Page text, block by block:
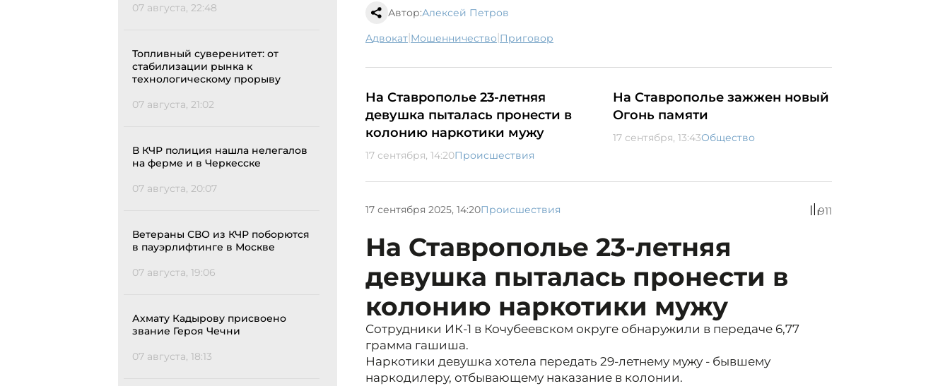
07 августа, 22:48
Топливный суверенитет: от
стабилизации рынка к
технологическому прорыву
07 августа, 21:02
В КЧР полиция нашла нелегалов
на ферме и в Черкесске
07 августа, 20:07
Ветераны СВО из КЧР поборются
в пауэрлифтинге в Москве
07 августа, 19:06
Ахмату Кадырову присвоено
звание Героя Чечни
07 августа, 18:13
Автор:Алексей Петров
адвокат| мошенничество| приговор
На Ставрополье 23-летняя
девушка пыталась пронести в
колонию наркотики мужу
17 сентября, 14:20Происшествия
На Ставрополье зажжен новый
Огонь памяти
17 сентября, 13:43Общество
17 сентября 2025, 14:20Происшествия 911
На Ставрополье 23-летняя
девушка пыталась пронести в
колонию наркотики мужу
Сотрудники ИК-1 в Кочубеевском округе обнаружили в передаче 6,77
грамма гашиша.
Наркотики девушка хотела передать 29-летнему мужу - бывшему
наркодилеру, отбывающему наказание в колонии.